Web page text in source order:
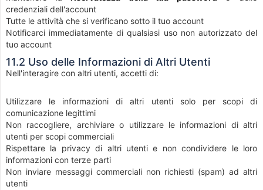
credenziali dell'account
Tutte le attività che si verificano sotto il tuo account
Notificarci immediatamente di qualsiasi uso non autorizzato del
tuo account
11.2 Uso delle Informazioni di Altri Utenti
Nell'interagire con altri utenti, accetti di:
Utilizzare le informazioni di altri utenti solo per scopi di
comunicazione legittimi
Non raccogliere, archiviare o utilizzare le informazioni di altri
utenti per scopi commerciali
Rispettare la privacy di altri utenti e non condividere le loro
informazioni con terze parti
Non inviare messaggi commerciali non richiesti (spam) ad altri
utenti